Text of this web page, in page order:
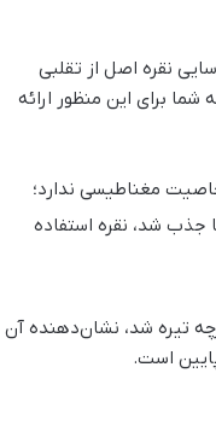
نقره اصل از تقلبی
برای این منظور ارائه
مغناطیسی ندارد؛
جذب شد، نقره استفاده
تیره شد، نشان‌دهنده آن
است.